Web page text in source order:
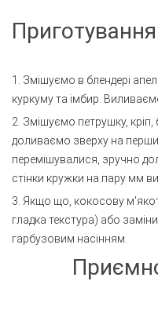
1. Змішуємо в блендері
куркуму та імбир.
2. Змішуємо петрушку,
доливаємо зверху на
перемішувалися, зручно
стінки кружки на пару мм
3. Якщо що, кокосову
гладка текстура) або
гарбузовим насінням.